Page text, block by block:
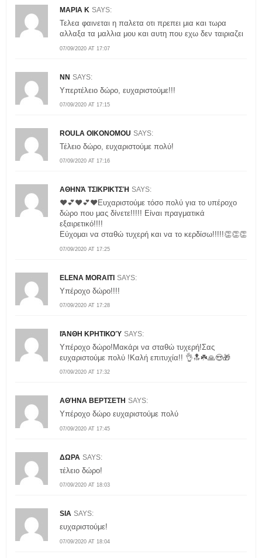
ΜΑΡΙΑ Κ SAYS:
07/09/2020 AT 17:07
Τελεα φαινεται η παλετα οτι πρεπει μια και τωρα
αλλαξα τα μαλλια μου και αυτη που εχω δεν ταιριαζει
NN SAYS:
07/09/2020 AT 17:15
Υπερτέλειο δώρο, ευχαριστούμε!!!
ROULA OIKONOMOU SAYS:
07/09/2020 AT 17:16
Τέλειο δώρο, ευχαριστούμε πολύ!
ΑΘΗΝΆ ΤΣΙΚΡΙΚΤΣΉ SAYS:
07/09/2020 AT 17:25
❤💕❤💕❤Ευχαριστούμε τόσο πολύ για το υπέροχο
δώρο που μας δίνετε!!!!! Είναι πραγματικά
εξαιρετικό!!!!
Εύχομαι να σταθώ τυχερή και να το κερδίσω!!!!!👏👏👏
ELENA MORAITI SAYS:
07/09/2020 AT 17:28
Υπέροχο δώρο!!!!
ΙΆΝΘΗ ΚΡΗΤΙΚΟΎ SAYS:
07/09/2020 AT 17:32
Υπέροχο δώρο!Μακάρι να σταθώ τυχερή!Σας
ευχαριστούμε πολύ !Καλή επιτυχία!! 👌🔝☘️🙏😍🎁
ΑΘΉΝΑ ΒΕΡΤΣΕΤΗ SAYS:
07/09/2020 AT 17:45
Υπέροχο δώρο ευχαριστούμε πολύ
ΔΩΡΑ SAYS:
07/09/2020 AT 18:03
τέλειο δώρο!
SIA SAYS:
07/09/2020 AT 18:04
ευχαριστούμε!